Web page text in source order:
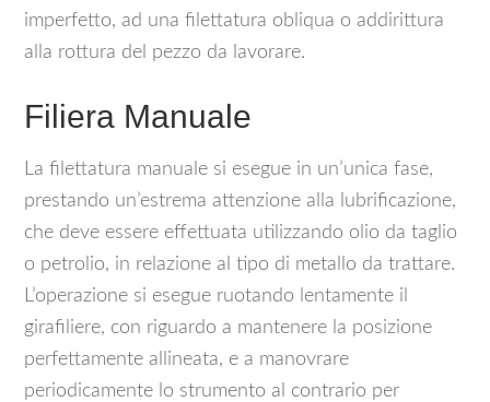
imperfetto, ad una filettatura obliqua o addirittura
alla rottura del pezzo da lavorare.
Filiera Manuale
La filettatura manuale si esegue in un’unica fase,
prestando un’estrema attenzione alla lubrificazione,
che deve essere effettuata utilizzando olio da taglio
o petrolio, in relazione al tipo di metallo da trattare.
L’operazione si esegue ruotando lentamente il
girafiliere, con riguardo a mantenere la posizione
perfettamente allineata, e a manovrare
periodicamente lo strumento al contrario per